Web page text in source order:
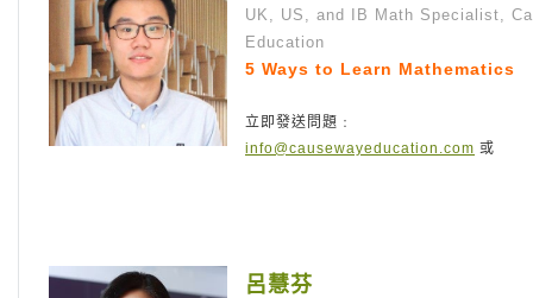
UK, US, and IB Math Specialist,
Education
5 Ways to Learn Mathematics
立即發送問題﹕
info@causewayeducation.com 或
呂慧芬